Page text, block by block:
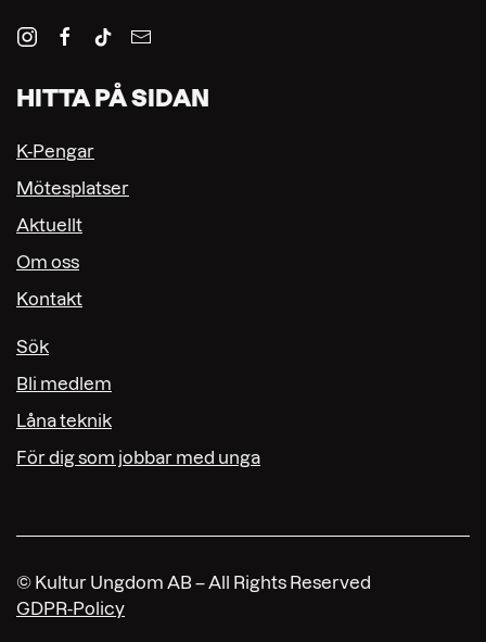
HITTA PÅ SIDAN
K-Pengar
Mötesplatser
Aktuellt
Om oss
Kontakt
Sök
Bli medlem
Låna teknik
För dig som jobbar med unga
© Kultur Ungdom AB – All Rights Reserved
GDPR-Policy